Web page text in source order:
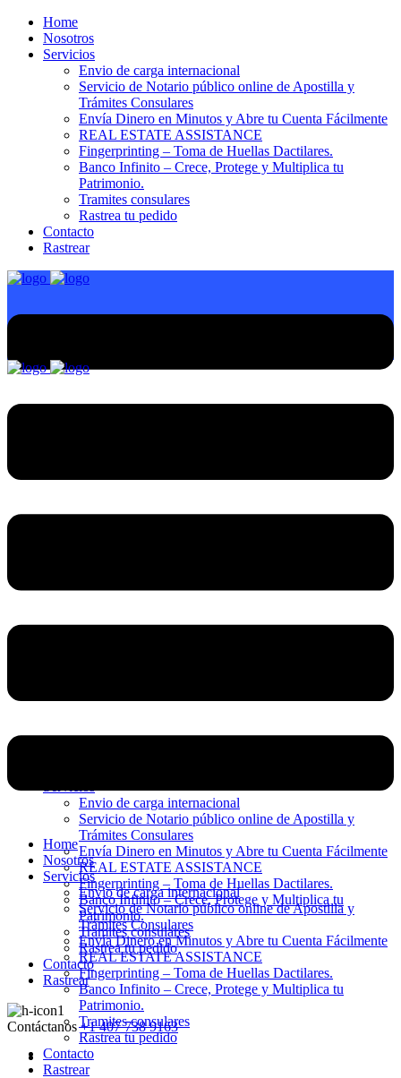
Home
Nosotros
Servicios
Envio de carga internacional
Servicio de Notario público online de Apostilla y
Trámites Consulares
Envía Dinero en Minutos y Abre tu Cuenta Fácilmente
REAL ESTATE ASSISTANCE
Fingerprinting – Toma de Huellas Dactilares.
Banco Infinito – Crece, Protege y Multiplica tu
Patrimonio.
Tramites consulares
Rastrea tu pedido
Contacto
Rastrear
Envio de carga internacional
Servicio de Notario público online de Apostilla y
Trámites Consulares
Envía Dinero en Minutos y Abre tu Cuenta Fácilmente
REAL ESTATE ASSISTANCE
Fingerprinting – Toma de Huellas Dactilares.
Banco Infinito – Crece, Protege y Multiplica tu
Patrimonio.
Tramites consulares
Rastrea tu pedido
Contacto
Rastrear
Contáctanos +1 407 738 9163
Home
Nosotros
Servicios
Envio de carga internacional
Servicio de Notario público online de Apostilla y
Trámites Consulares
Envía Dinero en Minutos y Abre tu Cuenta Fácilmente
REAL ESTATE ASSISTANCE
Fingerprinting – Toma de Huellas Dactilares.
Banco Infinito – Crece, Protege y Multiplica tu
Patrimonio.
Tramites consulares
Rastrea tu pedido
Contacto
Rastrear